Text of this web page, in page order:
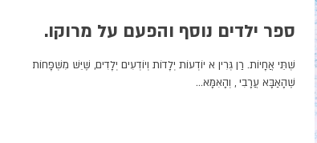
ספר ילדים נוסף והפעם על מרוקו.
שְׁתֵּי אֲחָיוֹת. רַן גְּרִין א יוֹדְעוֹת יְלָדוֹת וְיוֹדְעִים יְלָדִים, שֶׁיֵּשׁ מִשְׁפָּחוֹת
שֶׁהָאַבָּא עֲרָבִי , וְהָאִמָּא...